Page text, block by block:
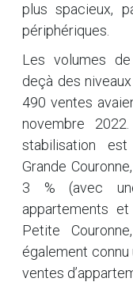
plus spacieux,
périphériques.
Les volumes
deçà des
490 ventes
novembre
stabilisation
Grande
3 % (avec
appartements
Petite
également connu
ventes